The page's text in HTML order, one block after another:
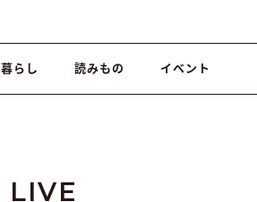
らし 読みもの イベント
LIVE